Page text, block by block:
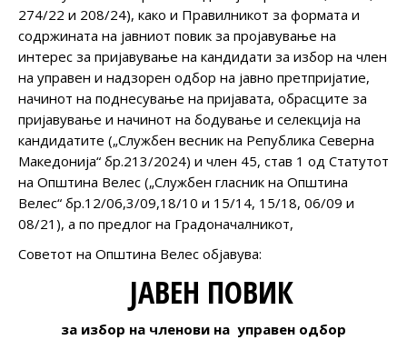
274/22 и 208/24), како и Правилникот за формата и
содржината на јавниот повик за пројавување на
интерес за пријавување на кандидати за избор на член
на управен и надзорен одбор на јавно претпријатие,
начинот на поднесување на пријавата, обрасците за
пријавување и начинот на бодување и селекција на
кандидатите („Службен весник на Република Северна
Македонија“ бр.213/2024) и член 45, став 1 од Статутот
на Општина Велес („Службен гласник на Општина
Велес“ бр.12/06,3/09,18/10 и 15/14, 15/18, 06/09 и
08/21), а по предлог на Градоначалникот,
Советот на Општина Велес објавува:
ЈАВЕН ПОВИК
за избор на членови на управен одбор